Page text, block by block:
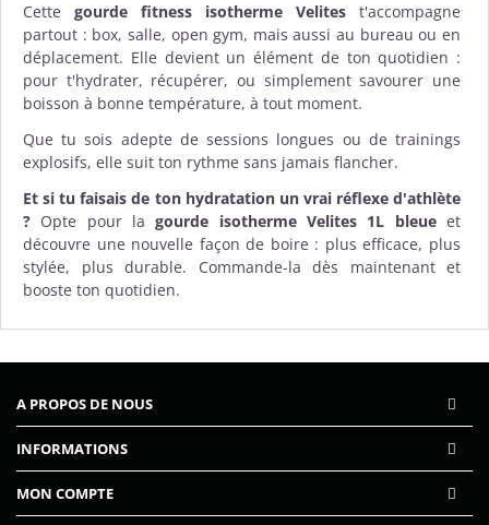
Cette gourde fitness isotherme Velites t'accompagne
partout : box, salle, open gym, mais aussi au bureau ou en
déplacement. Elle devient un élément de ton quotidien :
pour t'hydrater, récupérer, ou simplement savourer une
boisson à bonne température, à tout moment.
Que tu sois adepte de sessions longues ou de trainings
explosifs, elle suit ton rythme sans jamais flancher.
Et si tu faisais de ton hydratation un vrai réflexe d'athlète
? Opte pour lagourde isotherme Velites 1L bleueet
découvre une nouvelle façon de boire : plus efficace, plus
stylée, plus durable. Commande-la dès maintenant et
booste ton quotidien.
A PROPOS DE NOUS
INFORMATIONS
MON COMPTE